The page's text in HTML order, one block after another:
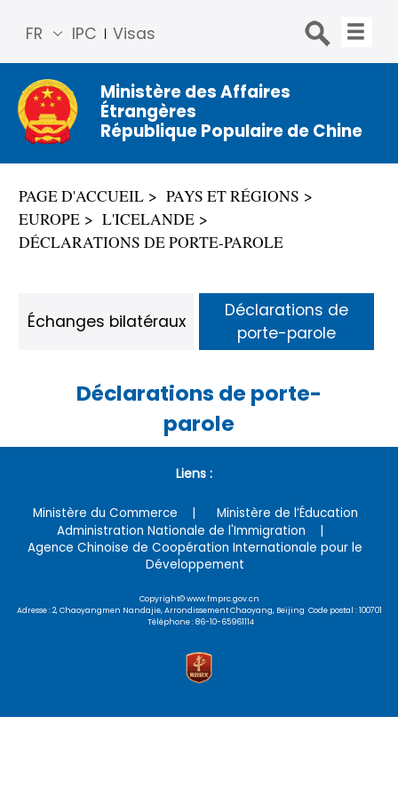
IPC Visas
FR
简体
中文
Engli
sh
Русс
Espa
ñol
Ministère des Affaires
Étrangères
République Populaire de Chine
PAGE D'ACCUEIL
PAYS ET RÉGIONS
EUROPE
L'ICELANDE
DÉCLARATIONS DE PORTE-PAROLE
Déclarations de porte-
parole
Échanges bilatéraux
Déclarations de
porte-parole
Liens :
Ministère du Commerce
Ministère de l’Éducation
Administration Nationale de l'Immigration
Agence Chinoise de Coopération Internationale pour le
Développement
Copyright© www.fmprc.gov.cn
Adresse : 2, Chaoyangmen Nandajie, Arrondissement Chaoyang, Beijing Code postal : 100701
Téléphone : 86-10-65961114